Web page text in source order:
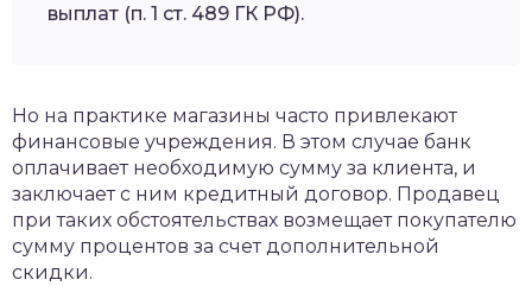
выплат (п. 1 ст. 489 ГК РФ).
Но на практике магазины часто привлекают
финансовые учреждения. В этом случае банк
оплачивает необходимую сумму за клиента, и
заключает с ним кредитный договор. Продавец
при таких обстоятельствах возмещает покупателю
сумму процентов за счет дополнительной
скидки.